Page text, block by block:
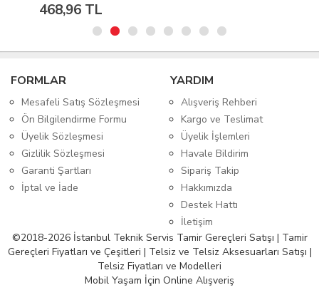
468,96 TL
FORMLAR
Mesafeli Satış Sözleşmesi
Ön Bilgilendirme Formu
Üyelik Sözleşmesi
Gizlilik Sözleşmesi
Garanti Şartları
İptal ve İade
YARDIM
Alışveriş Rehberi
Kargo ve Teslimat
Üyelik İşlemleri
Havale Bildirim
Sipariş Takip
Hakkımızda
Destek Hattı
İletişim
©2018-2026 İstanbul Teknik Servis Tamir Gereçleri Satışı | Tamir
Gereçleri Fiyatları ve Çeşitleri | Telsiz ve Telsiz Aksesuarları Satışı |
Telsiz Fiyatları ve Modelleri
Mobil Yaşam İçin Online Alışveriş